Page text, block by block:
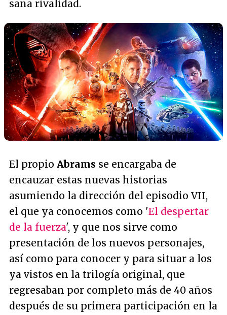
sana rivalidad.
El propio Abrams se encargaba de
encauzar estas nuevas historias
asumiendo la dirección del episodio VII,
el que ya conocemos como 'El despertar
de la fuerza', y que nos sirve como
presentación de los nuevos personajes,
así como para conocer y para situar a los
ya vistos en la trilogía original, que
regresaban por completo más de 40 años
después de su primera participación en la